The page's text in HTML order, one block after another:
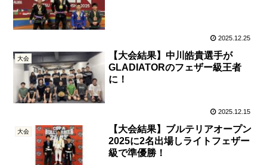
2025.12.25
大会
【大会結果】中川皓貴選手が
GLADIATORのフェザー級王者
に！
2025.12.15
大会
【大会結果】ブルテリアオープン
2025に2名出場しライトフェザー
級で準優勝！